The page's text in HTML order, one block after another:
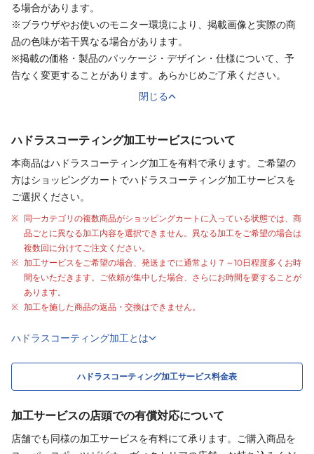
る場合があります。
※ブラウザやお使いのモニター環境により、掲載画像と実際の商
品の色味が若干異なる場合があります。
※掲載の価格・製品のパッケージ・デザイン・仕様について、予
告なく変更することがあります。あらかじめご了承ください。
閉じる
ハドラスコーティング加工サービスについて
本商品はハドラスコーティング加工を有料で承ります。ご希望の
方はショッピングカートでハドラスコーティング加工サービスを
ご選択ください。
同一カテゴリの複数商品がショッピングカートに入っている状態では、商
品ごとに異なる加工内容を選択できません。異なる加工をご希望の場合は
複数回に分けてご注文ください。
加工サービスをご希望の場合、発送までに通常より ７～10日程度多くお時
間をいただきます。ご依頼が集中した場合、さらにお時間を要することが
あります。
加工を施した商品の返品・交換はできません。
ハドラスコーティング加工とは
ハドラスコーティング加工サービス料金表
加工サービスの店頭での有償対応について
店舗でも同様の加工サービスを有料にて承ります。ご購入商品を